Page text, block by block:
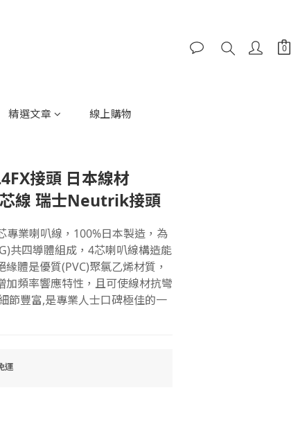
精選文章 線上購物
接頭 日本線材
線 瑞士Neutrik接頭
專業喇叭線，100%日本製造，為
共四導體組成，4芯喇叭線構造能
體是優質(PVC)聚氯乙烯材質，
加頻率響應特性，且可使線材抗彎
節豐富,是專業人士口碑極佳的一
運